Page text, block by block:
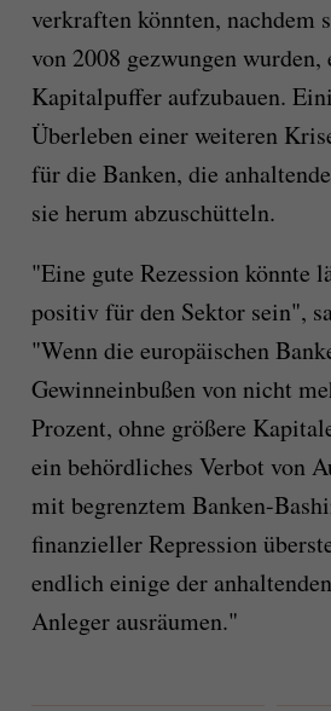
verkraften könnten, nachdem
von 2008 gezwungen wurden,
Kapitalpuffer aufzubauen.
Überleben einer weiteren
für die Banken, die
sie herum abzuschütteln.
"Eine gute Rezession könnte
positiv für den Sektor sein",
"Wenn die europäischen
Gewinneinbußen von nicht
Prozent, ohne größere
ein behördliches Verbot von
mit begrenztem Banken-
finanzieller Repression
endlich einige der
Anleger ausräumen."